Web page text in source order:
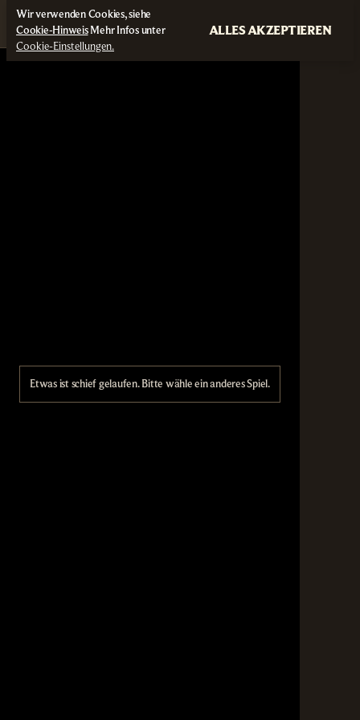
Etwas ist schief gelaufen. Bitte wähle ein anderes Spiel.
Wir verwenden Cookies, siehe
Cookie-HinweisMehr Infos unter
Cookie-Einstellungen.
ALLES AKZEPTIEREN